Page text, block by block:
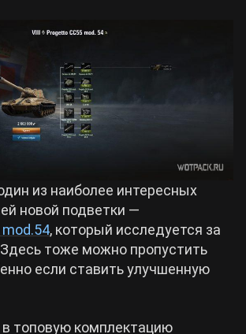
из наиболее интересных
новой подветки —
, который исследуется за
тоже можно пропустить
если ставить улучшенную
топовую комплектацию